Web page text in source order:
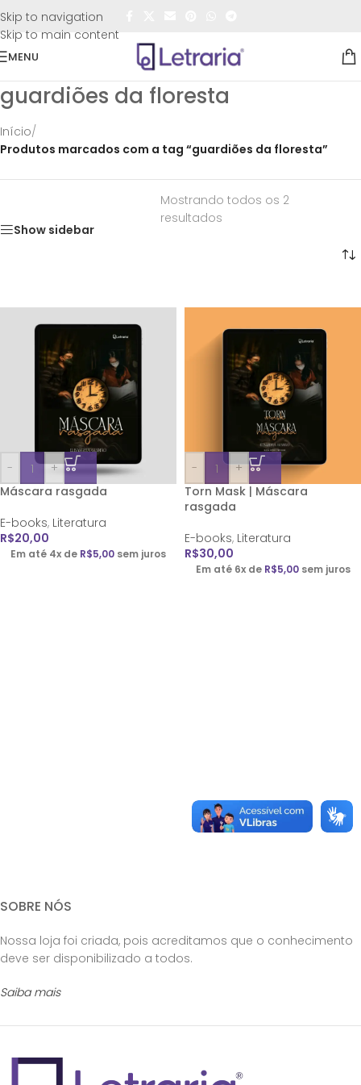
Skip to navigation
Skip to main content
FRETE GRÁTIS
MENU
guardiões da floresta
Início/
Produtos marcados com a tag “guardiões da floresta”
Show sidebar
Mostrando todos os 2
resultados
-
+
Máscara rasgada
E-books, Literatura
R$20,00
Em até 4x de R$5,00 sem juros
-
+
Torn Mask | Máscara
rasgada
E-books, Literatura
R$30,00
Em até 6x de R$5,00 sem juros
SOBRE NÓS
Nossa loja foi criada, pois acreditamos que o conhecimento
deve ser disponibilizado a todos.
Saiba mais